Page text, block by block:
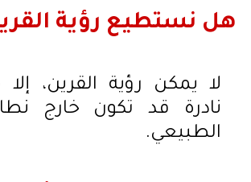
هل نستطيع رؤية
لا يمكن رؤية القرين،
نادرة قد تكون خارج
الطبيعي.